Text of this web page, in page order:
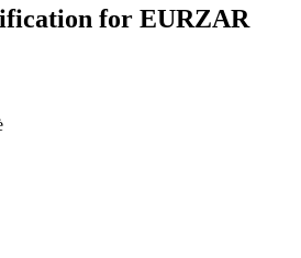
for EURZAR